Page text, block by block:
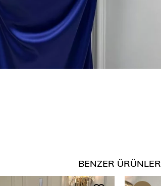
BENZER ÜRÜNLER